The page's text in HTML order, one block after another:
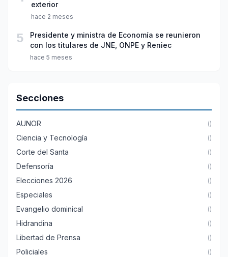
exterior
hace 2 meses
5
Presidente y ministra de Economía se reunieron
con los titulares de JNE, ONPE y Reniec
hace 5 meses
Secciones
AUNOR ()
Ciencia y Tecnología ()
Corte del Santa ()
Defensoría ()
Elecciones 2026 ()
Especiales ()
Evangelio dominical ()
Hidrandina ()
Libertad de Prensa ()
Policiales ()